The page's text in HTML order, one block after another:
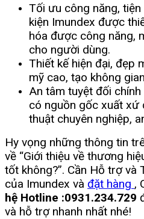
Tối ưu công năng,
kiện Imundex được
hóa được công năng,
cho người dùng.
Thiết kế hiện đại, đẹp
mỹ cao, tạo không
An tâm tuyệt đối
có nguồn gốc xuất xứ
thuật chuyên nghiệp,
Hy vọng những thông tin
về “Giới thiệu về thương
tốt không?”. Cần Hỗ trợ và
của Imundex và đặt hàng ,
hệ Hotline :0931.234.729
và hỗ trợ nhanh nhất nhé!